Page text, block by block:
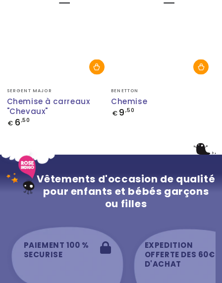
Fournisseur:
SERGENT MAJOR
Chemise à carreaux
"Chevaux"
Prix
€ 6 ,50
Fournisseur:
BENETTON
Chemise
Prix
€ 9 ,50
Vêtements d'occasion de qualité
pour enfants et bébés garçons
ou filles
PAIEMENT 100 %
SECURISE
EXPEDITION
OFFERTE DES 60€
D'ACHAT